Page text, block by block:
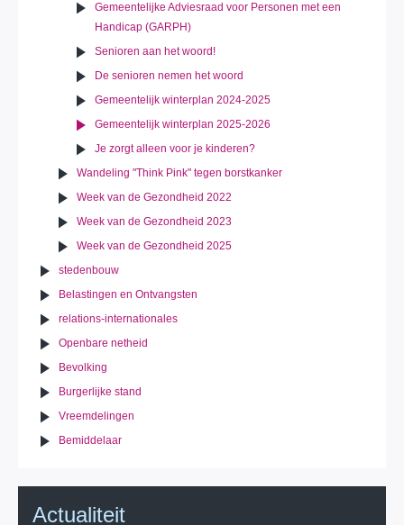
Gemeentelijke Adviesraad voor Personen met een
Handicap (GARPH)
Senioren aan het woord!
De senioren nemen het woord
Gemeentelijk winterplan 2024-2025
Gemeentelijk winterplan 2025-2026
Je zorgt alleen voor je kinderen?
Wandeling "Think Pink" tegen borstkanker
Week van de Gezondheid 2022
Week van de Gezondheid 2023
Week van de Gezondheid 2025
stedenbouw
Belastingen en Ontvangsten
relations-internationales
Openbare netheid
Bevolking
Burgerlijke stand
Vreemdelingen
Bemiddelaar
Actualiteit